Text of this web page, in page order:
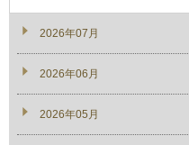
2026年07月
2026年06月
2026年05月